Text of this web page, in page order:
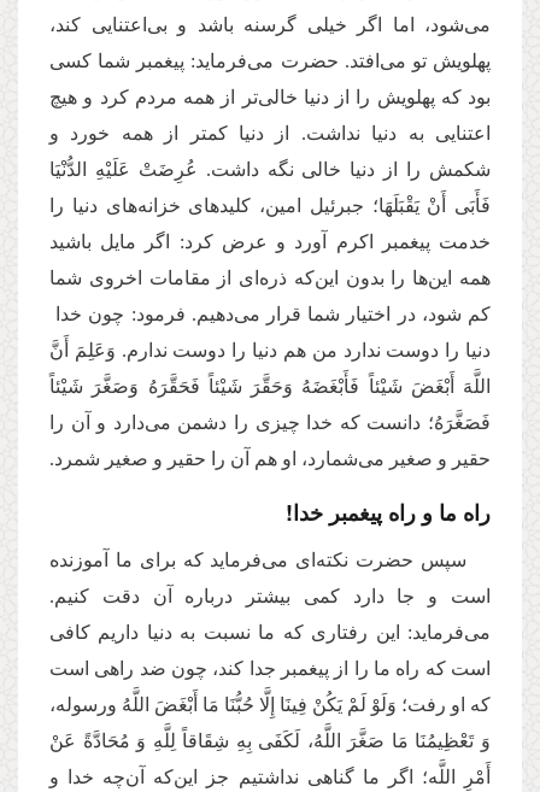
می‌شود، اما اگر خیلی گرسنه باشد و بی‌اعتنایی کند،
پهلویش تو می‌افتد. حضرت می‌فرماید: پیغمبر شما کسی
بود که پهلویش را از دنیا خالی‌تر از همه مردم کرد و هیچ
اعتنایی به دنیا نداشت. از دنیا کمتر از همه خورد و
شکمش را از دنیا خالی نگه داشت. عُرِضَتْ عَلَیْهِ الدُّنْیَا
فَأَبَى أَنْ یَقْبَلَهَا؛ جبرئیل امین، کلیدهای خزانه‌های دنیا را
خدمت پیغمبر اکرم آورد و عرض کرد: اگر مایل باشید
همه این‌ها را بدون این‌که ذره‌ای از مقامات اخروی شما
کم شود، در اختیار شما قرار می‌دهیم. فرمود: چون خدا
دنیا را دوست ندارد من هم دنیا را دوست ندارم. وَعَلِمَ أَنَّ
اللَّهَ أَبْغَضَ شَیْئاً فَأَبْغَضَهُ وَحَقَّرَ شَیْئاً فَحَقَّرَهُ وَصَغَّرَ شَیْئاً
فَصَغَّرَهُ؛ دانست که خدا چیزی را دشمن می‌دارد و آن را
حقیر و صغیر می‌شمارد، او هم آن را حقیر و صغیر شمرد.
راه ما و راه پیغمبر خدا!
سپس حضرت نکته‌ای می‌فرماید که برای ما آموزنده
است و جا دارد کمی بیشتر درباره آن دقت کنیم.
می‌فرماید: این رفتاری که ما نسبت به دنیا داریم کافی
است که راه ما را از پیغمبر جدا کند، چون ضد راهی است
که او رفت؛ وَلَوْ لَمْ یَكُنْ فِینَا إِلَّا حُبُّنَا مَا أَبْغَضَ اللَّهُ ورسوله،
وَ تَعْظِیمُنَا مَا صَغَّرَ اللَّهُ، لَكَفَى بِهِ شِقَاقاً لِلَّهِ وَ مُحَادَّةً عَنْ
أَمْرِ اللَّه؛ اگر ما گناهی نداشتیم جز این‌که آن‌چه خدا و